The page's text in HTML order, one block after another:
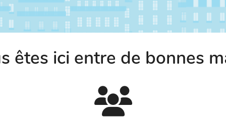
êtes ici entre de bonnes